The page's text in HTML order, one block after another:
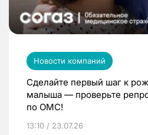
Новости компаний
Сделайте первый шаг к
малыша — проверьте
по ОМС!
13:10 / 23.07.26